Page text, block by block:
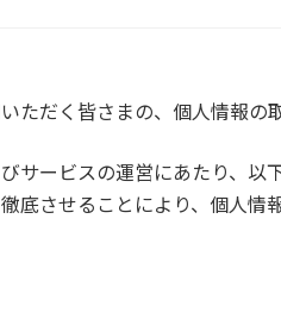
だく皆さまの、個人情報の
サービスの運営にあたり、以
させることにより、個人情